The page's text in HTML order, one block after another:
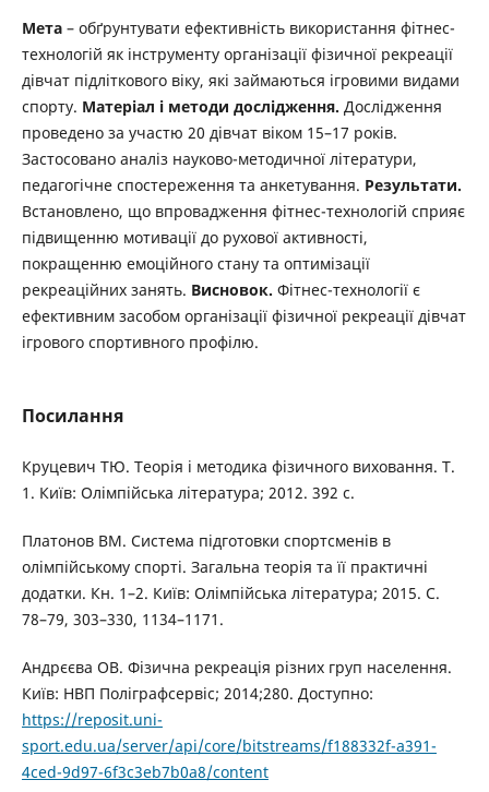
Мета– обґрунтувати ефективність використання фітнес-
технологій як інструменту організації фізичної рекреації
дівчат підліткового віку, які займаються ігровими видами
спорту. Матеріал і методи дослідження. Дослідження
проведено за участю 20 дівчат віком 15–17 років.
Застосовано аналіз науково-методичної літератури,
педагогічне спостереження та анкетування. Результати.
Встановлено, що впровадження фітнес-технологій сприяє
підвищенню мотивації до рухової активності,
покращенню емоційного стану та оптимізації
рекреаційних занять. Висновок. Фітнес-технології є
ефективним засобом організації фізичної рекреації дівчат
ігрового спортивного профілю.
Посилання
Круцевич ТЮ. Теорія і методика фізичного виховання. Т.
1. Київ: Олімпійська література; 2012. 392 с.
Платонов ВМ. Система підготовки спортсменів в
олімпійському спорті. Загальна теорія та її практичні
додатки. Кн. 1–2. Київ: Олімпійська література; 2015. С.
78–79, 303–330, 1134–1171.
Андрєєва ОВ. Фізична рекреація різних груп населення.
Київ: НВП Поліграфсервіс; 2014;280. Доступно:
https://reposit.uni-
sport.edu.ua/server/api/core/bitstreams/f188332f-a391-
4ced-9d97-6f3c3eb7b0a8/content